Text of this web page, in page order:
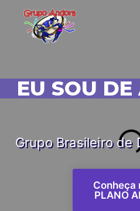
EU SOU
Grupo Brasileiro de
Conheça
PLANO